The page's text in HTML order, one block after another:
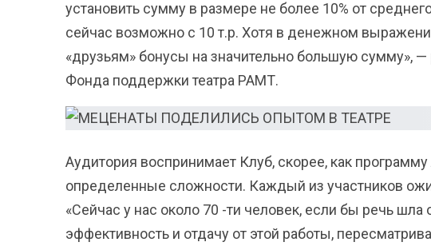
установить сумму в размере не более 10% от
сейчас возможно с 10 т.р. Хотя в денежном
«друзьям» бонусы на значительно большую сумму», —
Фонда поддержки театра РАМТ.
Аудитория воспринимает Клуб, скорее, как программу
определенные сложности. Каждый из участников
«Сейчас у нас около 70 -ти человек, если бы речь шла
эффективность и отдачу от этой работы,